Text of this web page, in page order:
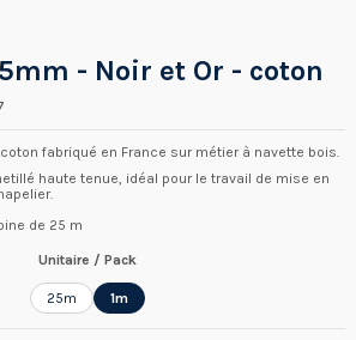
- Noir et Or - coton
fabriqué en France sur métier à navette bois.
haute tenue, idéal pour le travail de mise en
de 25 m
Unitaire / Pack
25m 1m